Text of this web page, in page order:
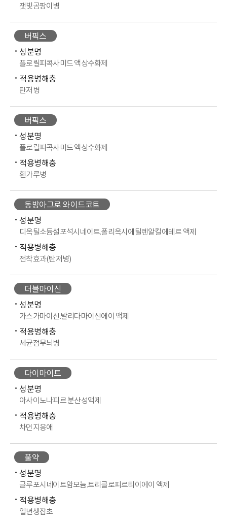
잿빛곰팡이병
버픽스
성분명
플로릴피콕사미드 액상수화제
적용병해충
탄저병
버픽스
성분명
플로릴피콕사미드 액상수화제
적용병해충
흰가루병
동방아그로 와이드코트
성분명
디옥틸소듐설포석시네이트.폴리옥시에틸렌알킬에테르 액제
적용병해충
전착효과(탄저병)
더블마이신
성분명
가스가마이신.발리다마이신에이 액제
적용병해충
세균점무늬병
다이마이트
성분명
아사이노나피르 분산성액제
적용병해충
차먼지응애
풀약
성분명
글루포시네이트암모늄.트리클로피르티이에이 액제
적용병해충
일년생잡초